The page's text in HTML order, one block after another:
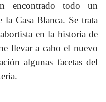
encontrado todo un
Casa Blanca. Se trata
en la historia de
llevar a cabo el nuevo
algunas facetas del